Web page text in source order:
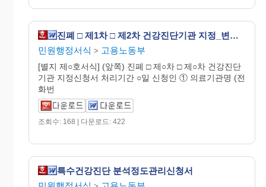
진폐 □ 제1차 □ 제2차 건강진단기관 지정_변경신청서
민원행정서식 > 고용노동부
[별지 제○호서식] (앞쪽) 진폐 □ 제○차 □ 제○차 건강진단
기관 지정신청서 처리기간 ○일 신청인 ① 의료기관명 (전
화번
조회수: 168 | 다운로드: 422
특수건강진단 분석정도관리신청서